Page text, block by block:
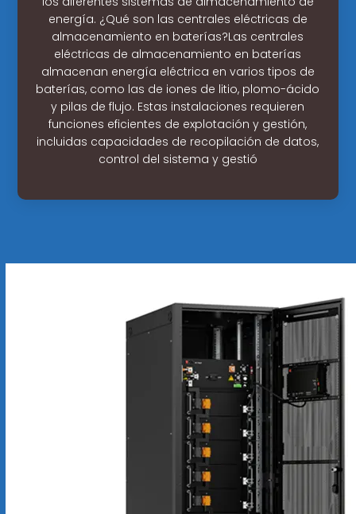
energía. ¿Qué son las centrales eléctricas de
almacenamiento en baterías?Las centrales
eléctricas de almacenamiento en baterías
almacenan energía eléctrica en varios tipos de
baterías, como las de iones de litio, plomo-ácido
y pilas de flujo. Estas instalaciones requieren
funciones eficientes de explotación y gestión,
incluidas capacidades de recopilación de datos,
control del sistema y gestió